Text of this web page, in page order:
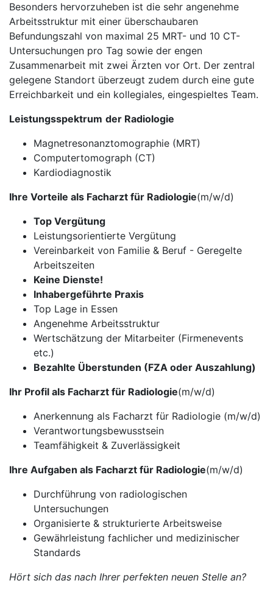
Besonders hervorzuheben ist die sehr angenehme
Arbeitsstruktur mit einer überschaubaren
Befundungszahl von maximal 25 MRT- und 10 CT-
Untersuchungen pro Tag sowie der engen
Zusammenarbeit mit zwei Ärzten vor Ort. Der zentral
gelegene Standort überzeugt zudem durch eine gute
Erreichbarkeit und ein kollegiales, eingespieltes Team.
Leistungsspektrum der Radiologie
Magnetresonanztomographie (MRT)
Computertomograph (CT)
Kardiodiagnostik
Ihre Vorteile als Facharzt für Radiologie(m/w/d)
Top Vergütung
Leistungsorientierte Vergütung
Vereinbarkeit von Familie & Beruf - Geregelte
Arbeitszeiten
Keine Dienste!
Inhabergeführte Praxis
Top Lage in Essen
Angenehme Arbeitsstruktur
Wertschätzung der Mitarbeiter (Firmenevents
etc.)
Bezahlte Überstunden (FZA oder Auszahlung)
Ihr Profil als Facharzt für Radiologie(m/w/d)
Anerkennung als Facharzt für Radiologie (m/w/d)
Verantwortungsbewusstsein
Teamfähigkeit & Zuverlässigkeit
Ihre Aufgaben als Facharzt für Radiologie(m/w/d)
Durchführung von radiologischen
Untersuchungen
Organisierte & strukturierte Arbeitsweise
Gewährleistung fachlicher und medizinischer
Standards
Hört sich das nach Ihrer perfekten neuen Stelle an?